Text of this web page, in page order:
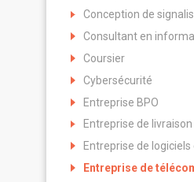
Conception de
Consultant en
Coursier
Cybersécurité
Entreprise BPO
Entreprise de livraison
Entreprise de
Entreprise de